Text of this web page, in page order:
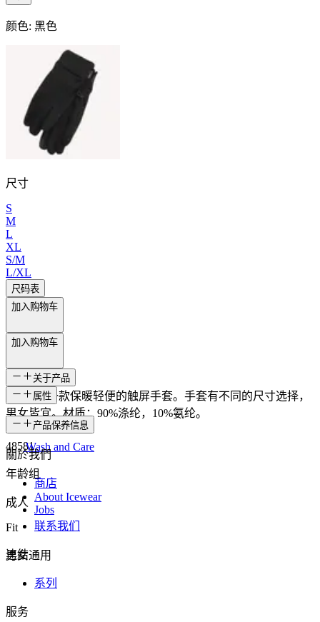
颜色: 黑色
尺寸
S
M
L
XL
S/M
L/XL
尺码表
加入购物车
加入购物车
关于产品
Viðey 是一款保暖轻便的触屏手套。手套有不同的尺寸选择，
男女皆宜。材质：90%涤纶，10%氨纶。
属性
SKU
48581
年龄组
成人
Fit
男女通用
产品保养信息
Wash and Care
關於我們
商店
About Icewear
Jobs
联系我们
連結
系列
服务